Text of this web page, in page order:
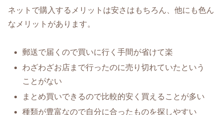
ネットで購入するメリットは安さはもちろん、他にも色ん
なメリットがあります。
郵送で届くので買いに行く手間が省けて楽
わざわざお店まで行ったのに売り切れていたという
ことがない
まとめ買いできるので比較的安く買えることが多い
種類が豊富なので自分に合ったものを探しやすい